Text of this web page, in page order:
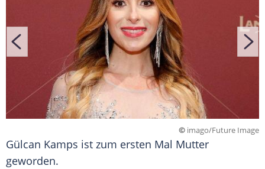
© imago/Future Image
Gülcan Kamps ist zum ersten Mal Mutter
geworden.